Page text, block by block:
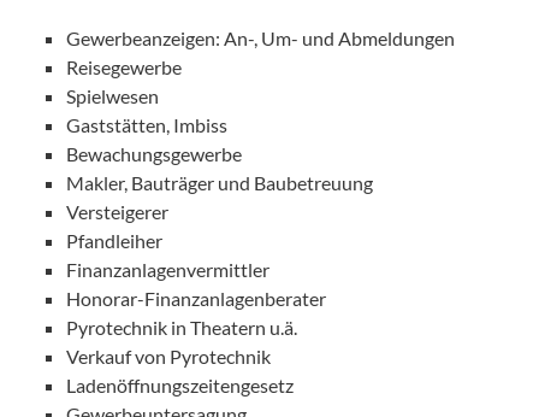
Gewerbeanzeigen: An-, Um- und Abmeldungen
Reisegewerbe
Spielwesen
Gaststätten, Imbiss
Bewachungsgewerbe
Makler, Bauträger und Baubetreuung
Versteigerer
Pfandleiher
Finanzanlagenvermittler
Honorar-Finanzanlagenberater
Pyrotechnik in Theatern u.ä.
Verkauf von Pyrotechnik
Ladenöffnungszeitengesetz